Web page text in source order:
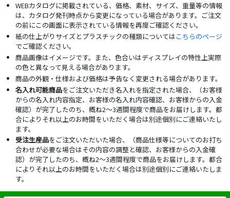
WEBカタログに掲載されている、価格、素材、サイズ、重量等の情報
は、カタログ発刊時点から変更になっている場合があります。ご注文
の前にこの画面に表示されている情報を再度ご確認ください。
紙の仕上がりサイズとプラスチックの種類についてはこちらのページ
でご確認ください。
商品画像はイメージです。また、色合いはディスプレイの特性上実際
の色と異なって見える場合があります。
商品の外観・仕様および価格は予告なく変更される場合があります。
名入れ可能商品をご注文いただき名入れを指定された場合、（お客様
からの名入れ内容指定、お客様の名入れ内容確認、お客様からの入金
確認）が完了したのち、概ね2～3週間程度で商品をお届けします。都
合によりそれ以上のお時間をいただく場合は別途個別にご連絡いたし
ます。
受注生産品をご注文いただいた場合、（商品仕様等についてのお打ち
合わせが必要な場合はその内容の調整と確認、お客様からの入金確
認）が完了したのち、概ね2～3週間程度で商品をお届けします。都合
によりそれ以上のお時間をいただく場合は別途個別にご連絡いたしま
す。